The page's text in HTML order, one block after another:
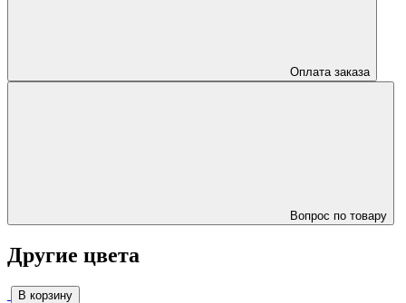
Оплата заказа
Вопрос по товару
Другие цвета
В корзину